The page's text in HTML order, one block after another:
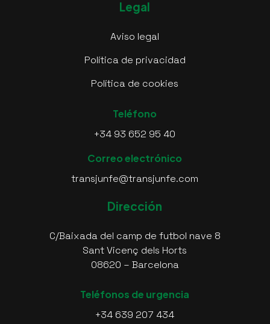
Legal
Aviso legal
Política de privacidad
Política de cookies
Teléfono
+34 93 652 95 40
Correo electrónico
transjunfe@transjunfe.com
Dirección
C/Baixada del camp de futbol nave 8
Sant Vicenç dels Horts
08620 – Barcelona
Teléfonos de urgencia
+34 639 207 434